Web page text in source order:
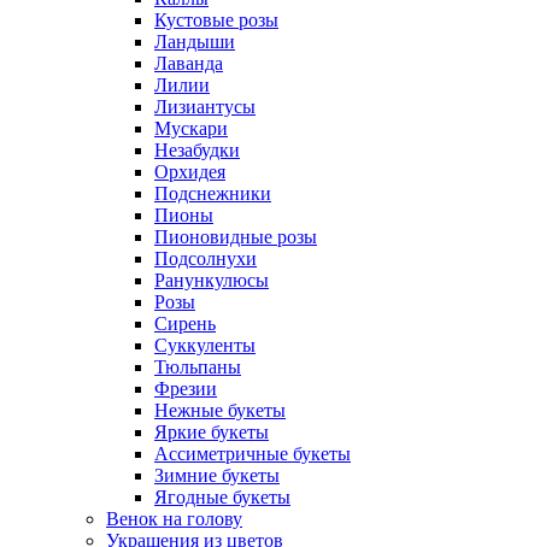
Кустовые розы
Ландыши
Лаванда
Лилии
Лизиантусы
Мускари
Незабудки
Орхидея
Подснежники
Пионы
Пионовидные розы
Подсолнухи
Ранункулюсы
Розы
Сирень
Суккуленты
Тюльпаны
Фрезии
Нежные букеты
Яркие букеты
Ассиметричные букеты
Зимние букеты
Ягодные букеты
Венок на голову
Украшения из цветов